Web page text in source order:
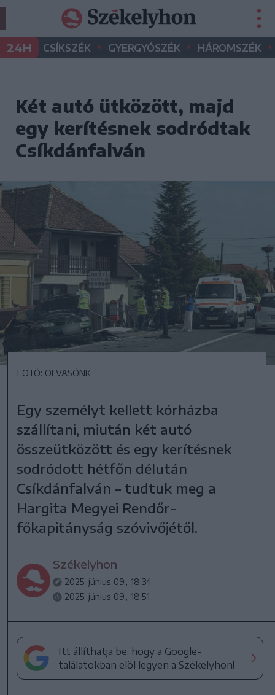
24H CSÍKSZÉK • GYERGYÓSZÉK • HÁROMSZÉK •
Két autó ütközött, majd
egy kerítésnek sodródtak
Csíkdánfalván
FOTÓ: OLVASÓNK
Egy személyt kellett kórházba
szállítani, miután két autó
összeütközött és egy kerítésnek
sodródott hétfőn délután
Csíkdánfalván – tudtuk meg a
Hargita Megyei Rendőr-
főkapitányság szóvivőjétől.
Székelyhon
2025. június 09., 18:34
2025. június 09., 18:51
Itt állíthatja be, hogy a Google-
találatokban elöl legyen a Székelyhon!